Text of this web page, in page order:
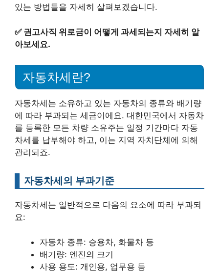
있는 방법들을 자세히 살펴보겠습니다.
✅ 권고사직 위로금이 어떻게 과세되는지 자세히 알
아보세요.
자동차세란?
자동차세는 소유하고 있는 자동차의 종류와 배기량
에 따라 부과되는 세금이에요. 대한민국에서 자동차
를 등록한 모든 차량 소유주는 일정 기간마다 자동
차세를 납부해야 하고, 이는 지역 자치단체에 의해
관리되죠.
자동차세의 부과기준
자동차세는 일반적으로 다음의 요소에 따라 부과되
요:
자동차 종류: 승용차, 화물차 등
배기량: 엔진의 크기
사용 용도: 개인용, 업무용 등